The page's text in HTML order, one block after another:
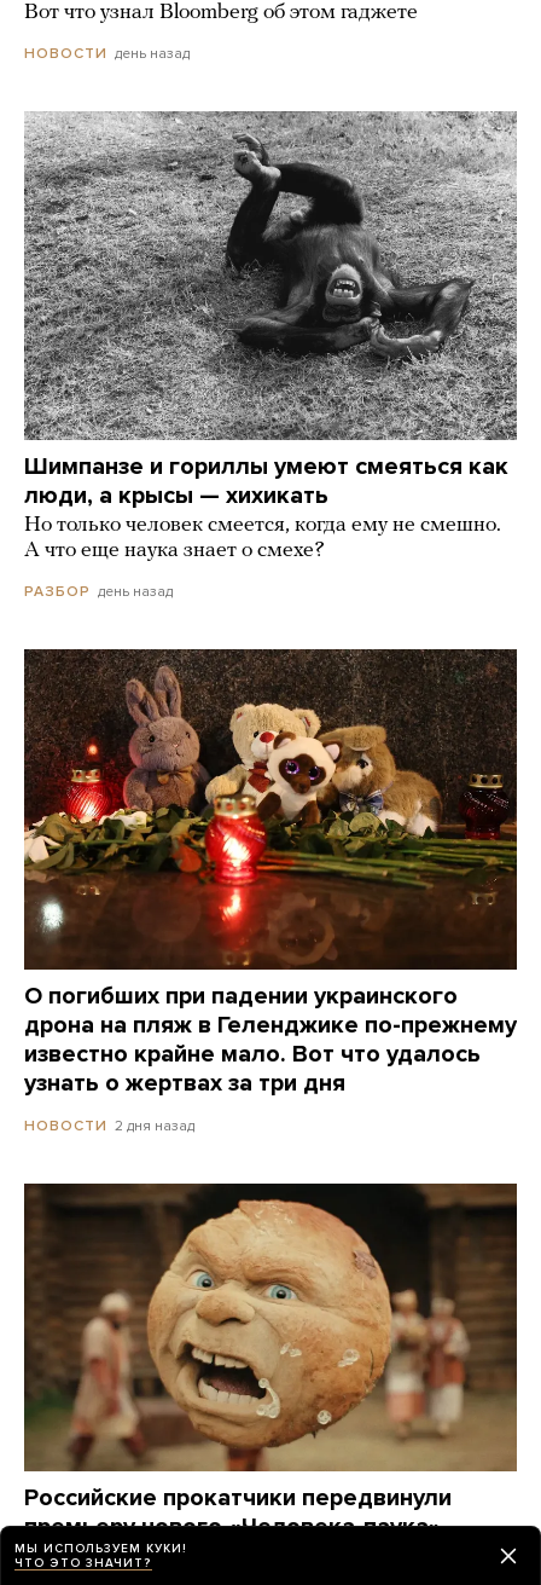
Вот что узнал Bloomberg об этом гаджете
НОВОСТИ день назад
Шимпанзе и гориллы умеют смеяться как
люди, а крысы — хихикать
Но только человек смеется, когда ему не смешно.
А что еще наука знает о смехе?
РАЗБОР день назад
О погибших при падении украинского
дрона на пляж в Геленджике по-прежнему
известно крайне мало. Вот что удалось
узнать о жертвах за три дня
НОВОСТИ 2 дня назад
Российские прокатчики передвинули
премьеру нового «Человека-паука»,
чтобы выпустить в прокат фильм
МЫ ИСПОЛЬЗУЕМ КУКИ!
ЧТО ЭТО ЗНАЧИТ?